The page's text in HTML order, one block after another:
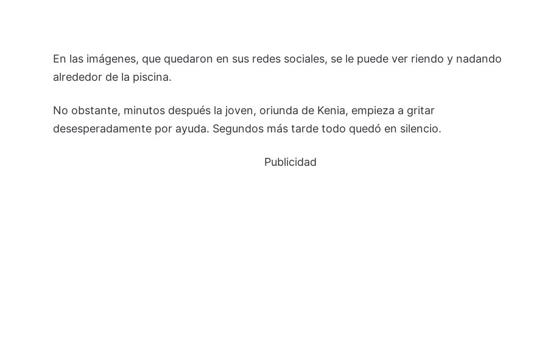
En las imágenes, que quedaron en sus redes sociales, se le puede ver riendo y nadando
alrededor de la piscina.
No obstante, minutos después la joven, oriunda de Kenia, empieza a gritar
desesperadamente por ayuda. Segundos más tarde todo quedó en silencio.
Publicidad